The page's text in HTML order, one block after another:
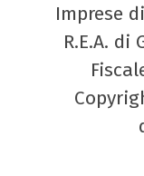
Imprese
R.E.A. di